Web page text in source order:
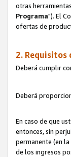
otras
Programa"). El
ofertas de
2. Requisitos
Deberá cumplir
Deberá
En caso de que
entonces, sin
permanente (en
de los ingresos